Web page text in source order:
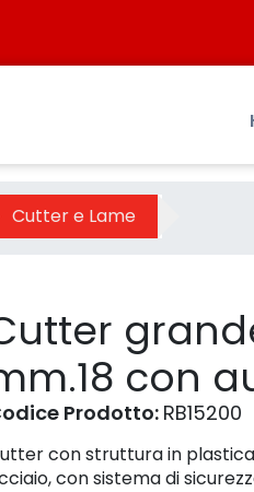
-
Cutter e Lame
con
Prodotto:RB15200
con struttura in
con sistema di